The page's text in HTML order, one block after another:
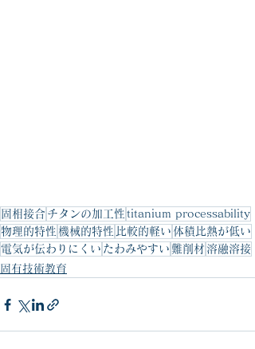
固相接合 チタンの加工性 titanium processability
物理的特性 機械的特性 比較的軽い 体積比熱が低い
電気が伝わりにくい たわみやすい 難削材 溶融溶接
固有技術教育